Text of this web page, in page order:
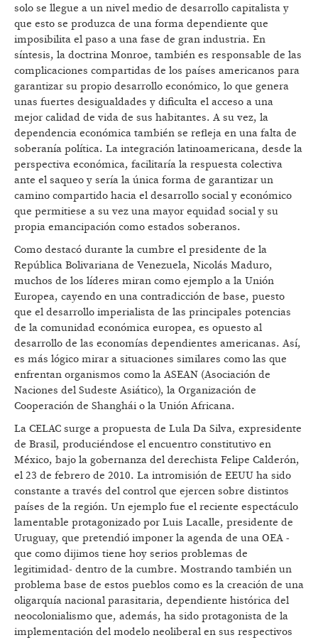
solo se llegue a un nivel medio de desarrollo capitalista y
que esto se produzca de una forma dependiente que
imposibilita el paso a una fase de gran industria. En
síntesis, la doctrina Monroe, también es responsable de las
complicaciones compartidas de los países americanos para
garantizar su propio desarrollo económico, lo que genera
unas fuertes desigualdades y dificulta el acceso a una
mejor calidad de vida de sus habitantes. A su vez, la
dependencia económica también se refleja en una falta de
soberanía política. La integración latinoamericana, desde la
perspectiva económica, facilitaría la respuesta colectiva
ante el saqueo y sería la única forma de garantizar un
camino compartido hacia el desarrollo social y económico
que permitiese a su vez una mayor equidad social y su
propia emancipación como estados soberanos.
Como destacó durante la cumbre el presidente de la
República Bolivariana de Venezuela, Nicolás Maduro,
muchos de los líderes miran como ejemplo a la Unión
Europea, cayendo en una contradicción de base, puesto
que el desarrollo imperialista de las principales potencias
de la comunidad económica europea, es opuesto al
desarrollo de las economías dependientes americanas. Así,
es más lógico mirar a situaciones similares como las que
enfrentan organismos como la ASEAN (Asociación de
Naciones del Sudeste Asiático), la Organización de
Cooperación de Shanghái o la Unión Africana.
La CELAC surge a propuesta de Lula Da Silva, expresidente
de Brasil, produciéndose el encuentro constitutivo en
México, bajo la gobernanza del derechista Felipe Calderón,
el 23 de febrero de 2010. La intromisión de EEUU ha sido
constante a través del control que ejercen sobre distintos
países de la región. Un ejemplo fue el reciente espectáculo
lamentable protagonizado por Luis Lacalle, presidente de
Uruguay, que pretendió imponer la agenda de una OEA -
que como dijimos tiene hoy serios problemas de
legitimidad- dentro de la cumbre. Mostrando también un
problema base de estos pueblos como es la creación de una
oligarquía nacional parasitaria, dependiente histórica del
neocolonialismo que, además, ha sido protagonista de la
implementación del modelo neoliberal en sus respectivos